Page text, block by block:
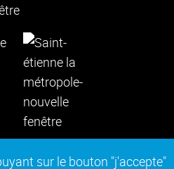
sur le bouton "j'accepte"